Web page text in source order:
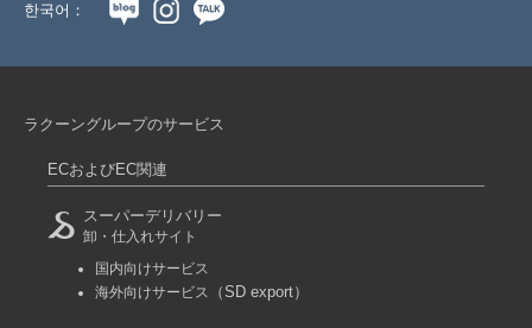
한국어：
ラクーングループのサービス
ECおよびEC関連
スーパーデリバリー
卸・仕入れサイト
国内向けサービス
海外向けサービス
（SD export）